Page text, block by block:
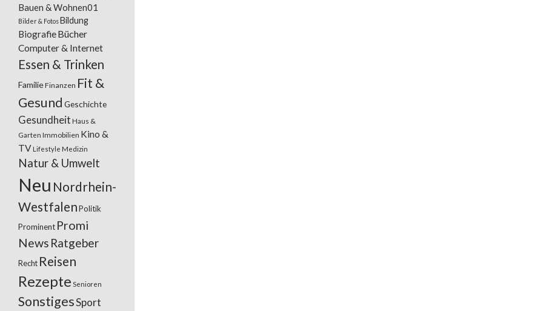
Bauen & Wohnen01
Bilder & FotosBildung
BiografieBücher
Computer & Internet
Essen & Trinken
FamilieFinanzen Fit &
Gesund Geschichte
Gesundheit Haus &
Garten Immobilien Kino &
TV Lifestyle Medizin
Natur & Umwelt
Neu Nordrhein-
WestfalenPolitik
Prominent Promi
News Ratgeber
Recht Reisen
Rezepte Senioren
SonstigesSport